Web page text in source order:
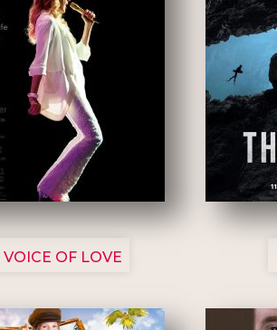
3135
VOICE OF LOVE